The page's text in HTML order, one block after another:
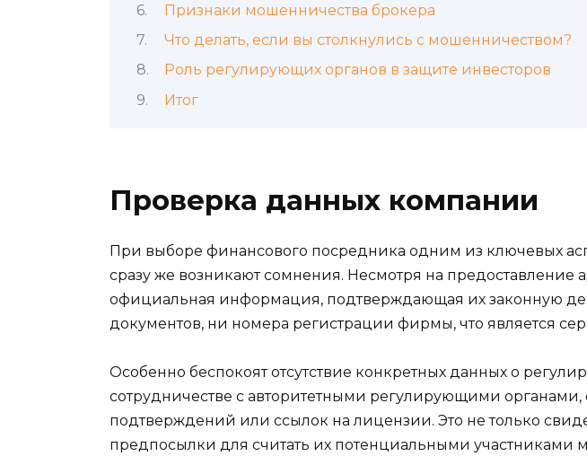
Признаки мошенничества брокера
Что делать, если вы столкнулись с мошенничеством?
Роль регулирующих органов в защите инвесторов
Итог
Проверка данных компании
При выборе финансового посредника одним из ключевых
сразу же возникают сомнения. Несмотря на предоставление
официальная информация, подтверждающая их законную
документов, ни номера регистрации фирмы, что является
Особенно беспокоят отсутствие конкретных данных о
сотрудничестве с авторитетными регулирующими
подтверждений или ссылок на лицензии. Это не только
предпосылки для считать их потенциальными участниками